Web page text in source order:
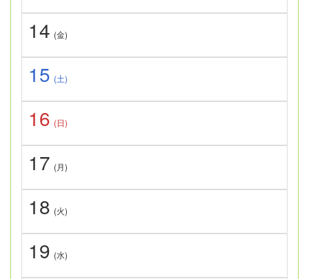
14 (金)
15 (土)
16 (日)
17 (月)
18 (火)
19 (水)